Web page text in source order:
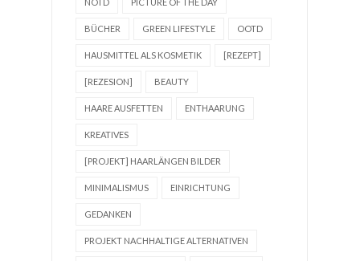
NOTD PICTURE OF THE DAY
BÜCHER GREEN LIFESTYLE OOTD
HAUSMITTEL ALS KOSMETIK [REZEPT]
[REZESION] BEAUTY
HAARE AUSFETTEN ENTHAARUNG
KREATIVES
[PROJEKT] HAARLÄNGEN BILDER
MINIMALISMUS EINRICHTUNG
GEDANKEN
PROJEKT NACHHALTIGE ALTERNATIVEN